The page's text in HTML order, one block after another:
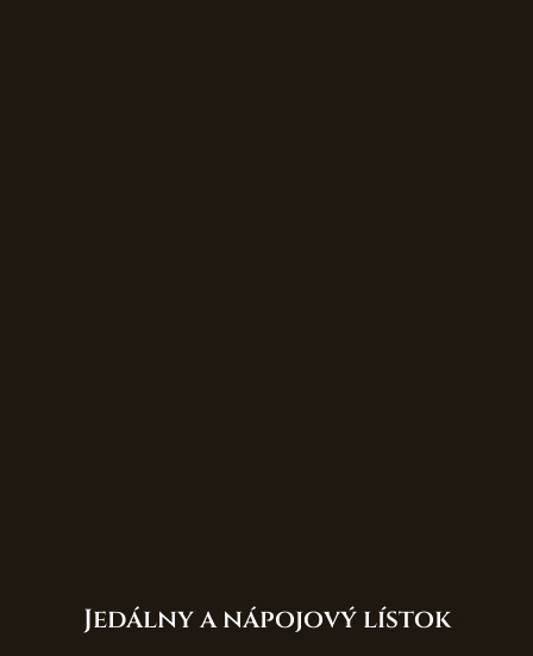
Jedálny a nápojový lístok